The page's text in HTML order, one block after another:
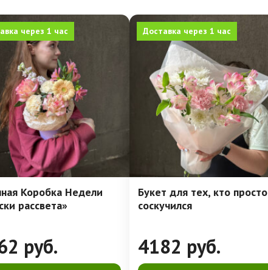
через 1 час
Коробка Недели
рассвета»
руб.
Доставка через 1 час
Букет для тех, кто просто
соскучился
4182 руб.